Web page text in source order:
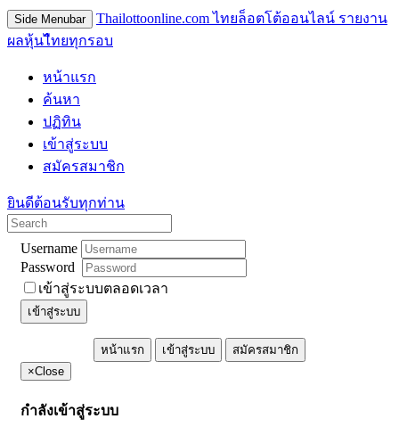
Side Menubar
Thailottoonline.com ไทยล็อตโต้ออนไลน์ รายงาน
ผลหุ้นไืทยทุกรอบ
หน้าแรก
ค้นหา
ปฏิทิน
เข้าสู่ระบบ
สมัครสมาชิก
ยินดีต้อนรับทุกท่าน
Username
Password
เข้าสู่ระบบตลอดเวลา
เข้าสู่ระบบ
หน้าแรก เข้าสู่ระบบ
สมัครสมาชิก
×Close
กำลังเข้าสู่ระบบ